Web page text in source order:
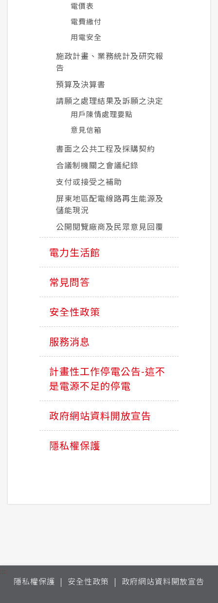
電價表
電費繳付
用電安全
施政計畫、業務統計及研究報
告
預算及決算書
請願之處理結果及訴願之決定
用戶陳情處理要點
意見信箱
書面之公共工程及採購契約
合議制機關之會議紀錄
支付或接受之補助
屏東地區配電線路再生能源及
儲能現況
公開閱覽廠商及民眾意見回覆
電力生活館
常見問答
安全性政策
服務消息
計畫性工作停電公告-這不
是電源不足的停電
政府網站資料開放宣告
隱私權保護
:::
隱私權保護 安全性政策 政府網站資料開放宣告